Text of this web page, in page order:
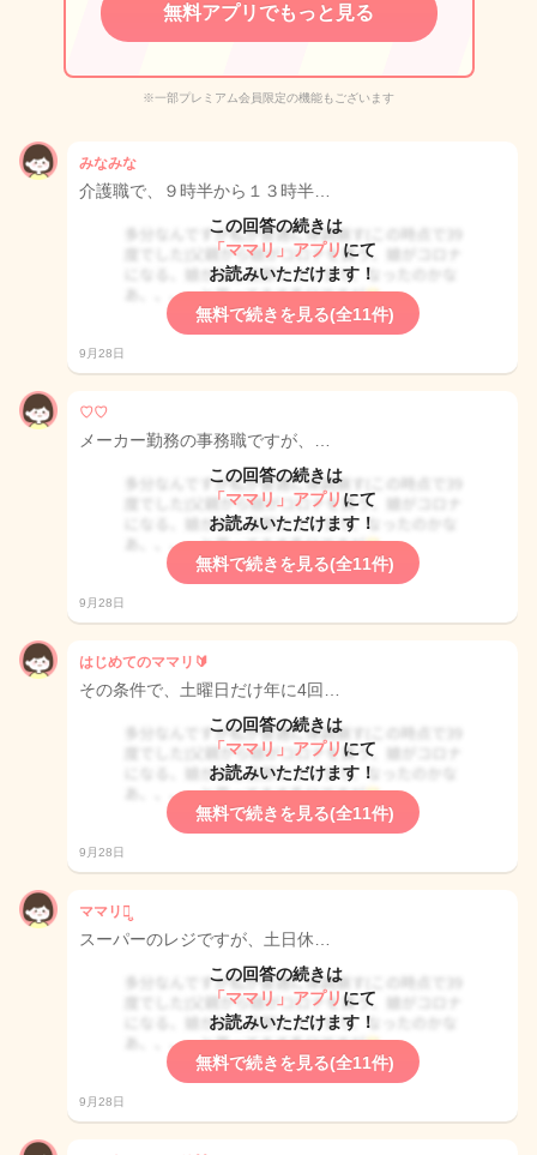
無料アプリでもっと見る
※一部プレミアム会員限定の機能もございます
みなみな
介護職で、９時半から１３時半…
この回答の続きは
「ママリ」アプリ にて
お読みいただけます！
無料で続きを見る(全11件)
9月28日
♡♡
メーカー勤務の事務職ですが、…
この回答の続きは
「ママリ」アプリ にて
お読みいただけます！
無料で続きを見る(全11件)
9月28日
はじめてのママリ🔰
その条件で、土曜日だけ年に4回…
この回答の続きは
「ママリ」アプリ にて
お読みいただけます！
無料で続きを見る(全11件)
9月28日
ママリ灬̤̬
スーパーのレジですが、土日休…
この回答の続きは
「ママリ」アプリ にて
お読みいただけます！
無料で続きを見る(全11件)
9月28日